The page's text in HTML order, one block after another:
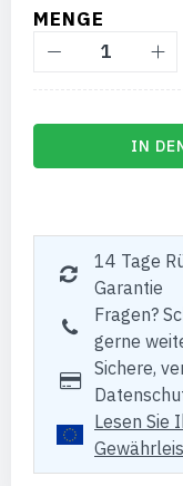
MENGE
IN
14 Tage
Garantie
Fragen?
gerne
Sichere,
Lesen Sie